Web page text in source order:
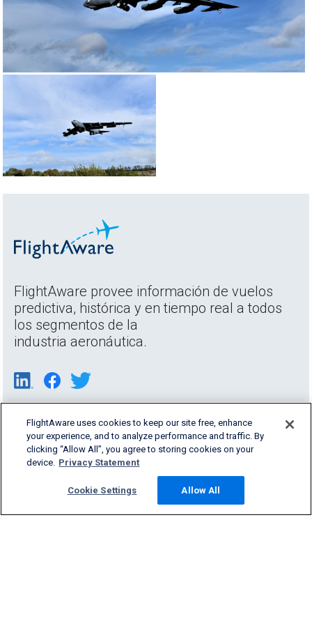
FlightAware provee información de vuelos
predictiva, histórica y en tiempo real a todos
los segmentos de la
industria aeronáutica.
FlightAware uses cookies to keep our site free, enhance
your experience, and to analyze performance and traffic. By
clicking “Allow All”, you agree to storing cookies on your
device. Privacy Statement
Cookie Settings Allow All